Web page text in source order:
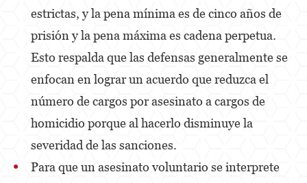
Violation of a Restraining Order
Driving Crimes
Driving with a Suspended License
Evading a Police Officer
estrictas, y la pena mínima es de cinco años de
prisión y la pena máxima es cadena perpetua.
Esto respalda que las defensas generalmente se
enfocan en lograr un acuerdo que reduzca el
número de cargos por asesinato a cargos de
homicidio porque al hacerlo disminuye la
severidad de las sanciones.
Para que un asesinato voluntario se interprete